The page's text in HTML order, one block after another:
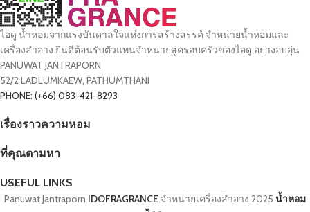
ไอดู น้ำหอมจากแรงบันดาลใจแห่งการสร้างสรรค์ จำหน่ายน้ำหอมและ
เครื่องสำอาง ยินดีต้อนรับตัวแทนจำหน่ายสู่ครอบครัวของไอดู อย่างอบอุ่น
PANUWAT JANTRAPORN
52/2 LADLUMKAEW, PATHUMTHANI
PHONE: (+66) 083-421-8293
เรื่องราวความหอม
ที่คุณตามหา
USEFUL LINKS
Panuwat Jantraporn IDOFRAGRANCE จำหน่ายเครื่องสำอาง 2025 น้ำหอม